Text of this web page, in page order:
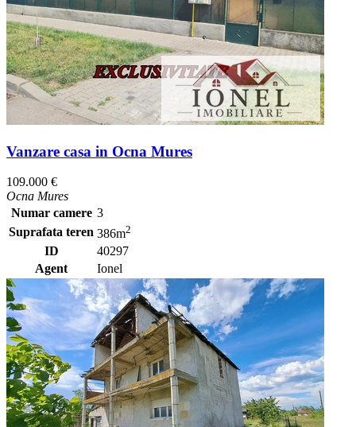
Vanzare casa in Ocna Mures
109.000 €
Ocna Mures
Numar camere 3
Suprafata teren 386m2
ID
40297
Agent
Ionel